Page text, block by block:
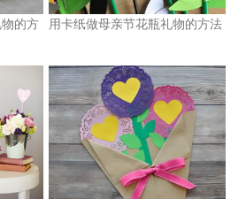
的方
用卡纸做母亲节花瓶礼物的方法